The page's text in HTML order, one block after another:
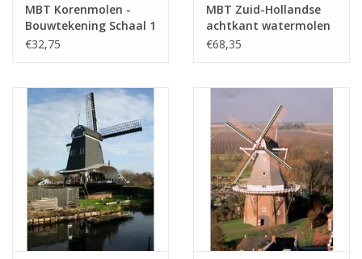
MBT Korenmolen -
Bouwtekening Schaal 1
: 100 (30.06.008)
€32,75
MBT Zuid-Hollandse
achtkant watermolen
- Bouwtekening Schaal
€68,35